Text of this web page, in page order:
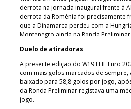
derrota na jornada inaugural frente à
derrota da Roménia foi precisamente
que a Dinamarca perdeu com a
Montenegro ainda na Ronda Preliminar.
Duelo de atiradoras
A presente edição do W19 EHF Euro
com mais golos marcados de sempre,
baixado para 58,8 golos por jogo,
da Ronda Preliminar registava uma
jogo.